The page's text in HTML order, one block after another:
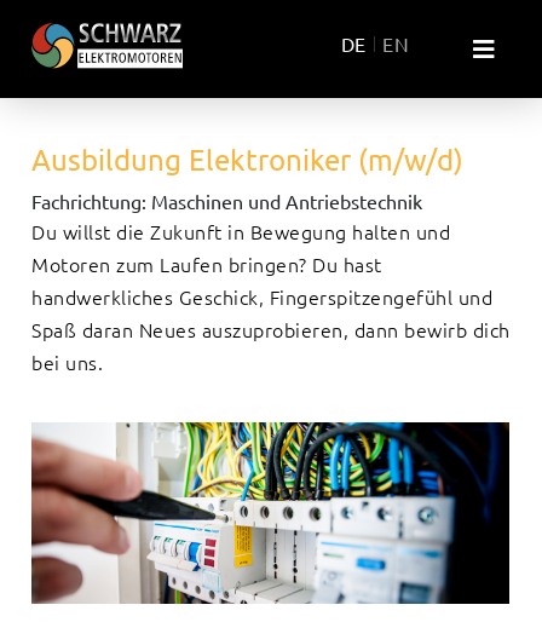
DE EN
Ausbildung Elektroniker (m/w/d)
Fachrichtung: Maschinen und Antriebstechnik
Du willst die Zukunft in Bewegung halten und
Motoren zum Laufen bringen? Du hast
handwerkliches Geschick, Fingerspitzengefühl und
Spaß daran Neues auszuprobieren, dann bewirb dich
bei uns.